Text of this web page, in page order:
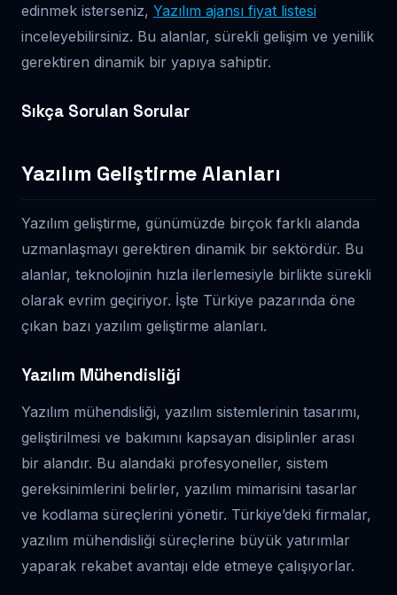
edinmek isterseniz, Yazılım ajansı fiyat listesi
inceleyebilirsiniz. Bu alanlar, sürekli gelişim ve yenilik
gerektiren dinamik bir yapıya sahiptir.
Sıkça Sorulan Sorular
Yazılım Geliştirme Alanları
Yazılım geliştirme, günümüzde birçok farklı alanda
uzmanlaşmayı gerektiren dinamik bir sektördür. Bu
alanlar, teknolojinin hızla ilerlemesiyle birlikte sürekli
olarak evrim geçiriyor. İşte Türkiye pazarında öne
çıkan bazı yazılım geliştirme alanları.
Yazılım Mühendisliği
Yazılım mühendisliği, yazılım sistemlerinin tasarımı,
geliştirilmesi ve bakımını kapsayan disiplinler arası
bir alandır. Bu alandaki profesyoneller, sistem
gereksinimlerini belirler, yazılım mimarisini tasarlar
ve kodlama süreçlerini yönetir. Türkiye’deki firmalar,
yazılım mühendisliği süreçlerine büyük yatırımlar
yaparak rekabet avantajı elde etmeye çalışıyorlar.